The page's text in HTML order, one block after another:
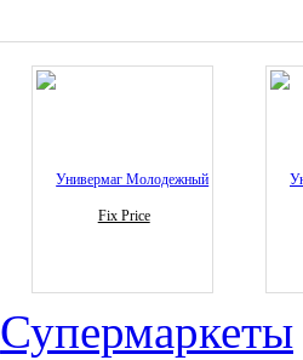
Fix Price
Супермаркеты